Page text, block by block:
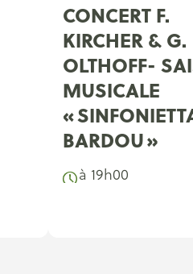
CONCERT F.
KIRCHER & G.
OLTHOFF-
MUSICALE
«
BARDOU »
à 19h00